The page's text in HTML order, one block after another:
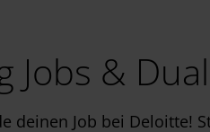
Jobs &
deinen Job bei Deloitte!